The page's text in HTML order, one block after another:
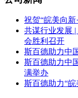
祝贺“皖美向新
共谋行业发展
会胜利召开
斯百德助力中
斯百德助力中
满举办
斯百德助力“